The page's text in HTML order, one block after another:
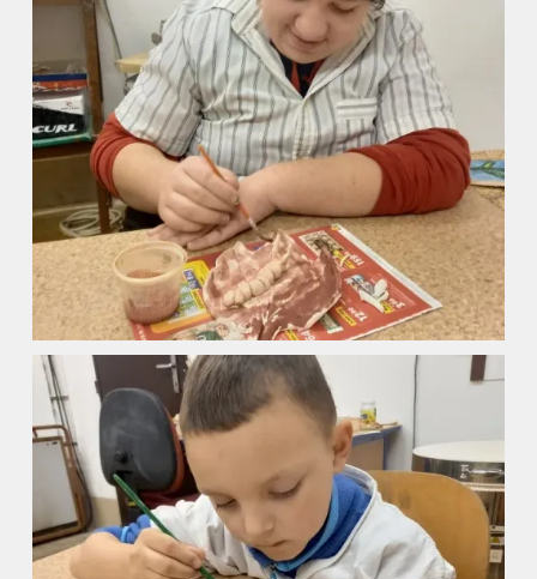
ZŠ a MŠ při nemocnici
Školní družina
Fotogalerie
Kalendář akcí
Aktuality
Kontakty